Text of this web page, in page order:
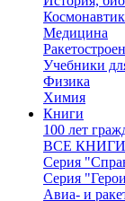
Медицина
Учебники
Физика
Химия
Книги
100 лет
ВСЕ
Серия
Серия
Авиа- и